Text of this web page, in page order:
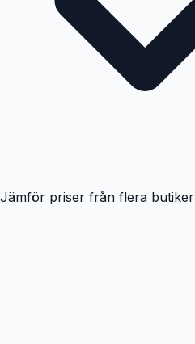
Jämför priser från flera butiker